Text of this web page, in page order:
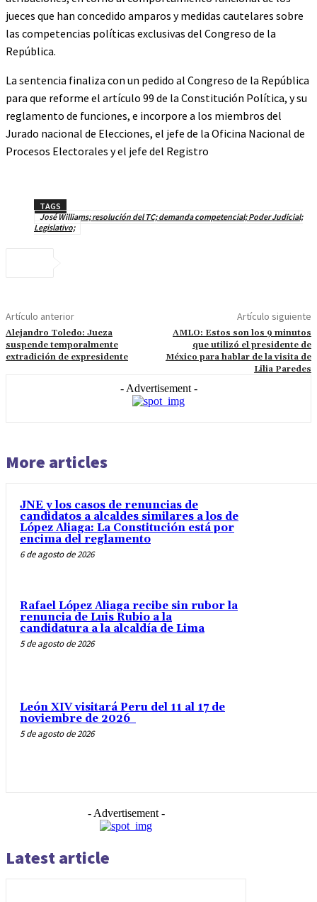
jueces que han concedido amparos y medidas cautelares sobre
las competencias políticas exclusivas del Congreso de la
República.
La sentencia finaliza con un pedido al Congreso de la República
para que reforme el artículo 99 de la Constitución Política, y su
reglamento de funciones, e incorpore a los miembros del
Jurado nacional de Elecciones, el jefe de la Oficina Nacional de
Procesos Electorales y el jefe del Registro
TAGS
José Williams; resolución del TC; demanda competencial; Poder Judicial;
Legislativo;
Artículo anterior
Alejandro Toledo: Jueza
suspende temporalmente
extradición de expresidente
Artículo siguiente
AMLO: Estos son los 9 minutos
que utilizó el presidente de
México para hablar de la visita de
Lilia Paredes
- Advertisement -
More articles
JNE y los casos de renuncias de
candidatos a alcaldes similares a los de
López Aliaga: La Constitución está por
encima del reglamento
6 de agosto de 2026
Rafael López Aliaga recibe sin rubor la
renuncia de Luis Rubio a la
candidatura a la alcaldía de Lima
5 de agosto de 2026
León XIV visitará Peru del 11 al 17 de
noviembre de 2026
5 de agosto de 2026
- Advertisement -
Latest article